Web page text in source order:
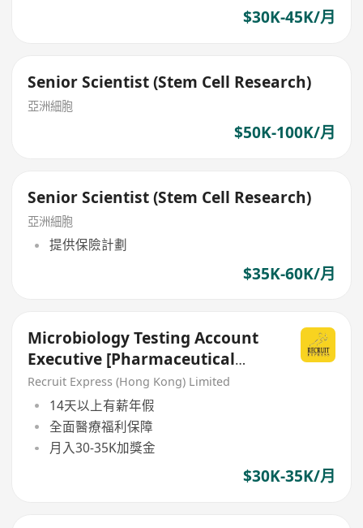
$30K-45K/月
Senior Scientist (Stem Cell Research)
亞洲細胞
$50K-100K/月
Senior Scientist (Stem Cell Research)
亞洲細胞
提供保險計劃
$35K-60K/月
Microbiology Testing Account
Executive [Pharmaceutical
Manufacturer]
Recruit Express (Hong Kong) Limited
14天以上有薪年假
全面醫療福利保障
月入30-35K加獎金
$30K-35K/月